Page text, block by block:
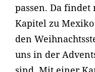
passen. Da
Kapitel zu
den
uns in der